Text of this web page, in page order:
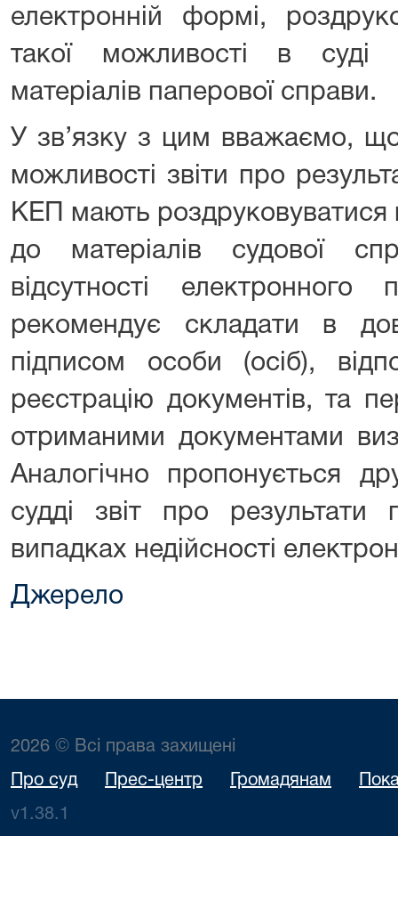
електронній формі,
такої можливості в
матеріалів паперової справи.
У зв’язку з цим вважаємо, що
можливості звіти про
КЕП мають роздруковуватися
до матеріалів судової
відсутності
рекомендує складати в
підписом особи (осіб),
реєстрацію документів, та
отриманими документами
Аналогічно пропонується
судді звіт про
випадках недійсності
Джерело
2026 © Всі права захищені
Про суд Прес-центр Громадянам
v1.38.1